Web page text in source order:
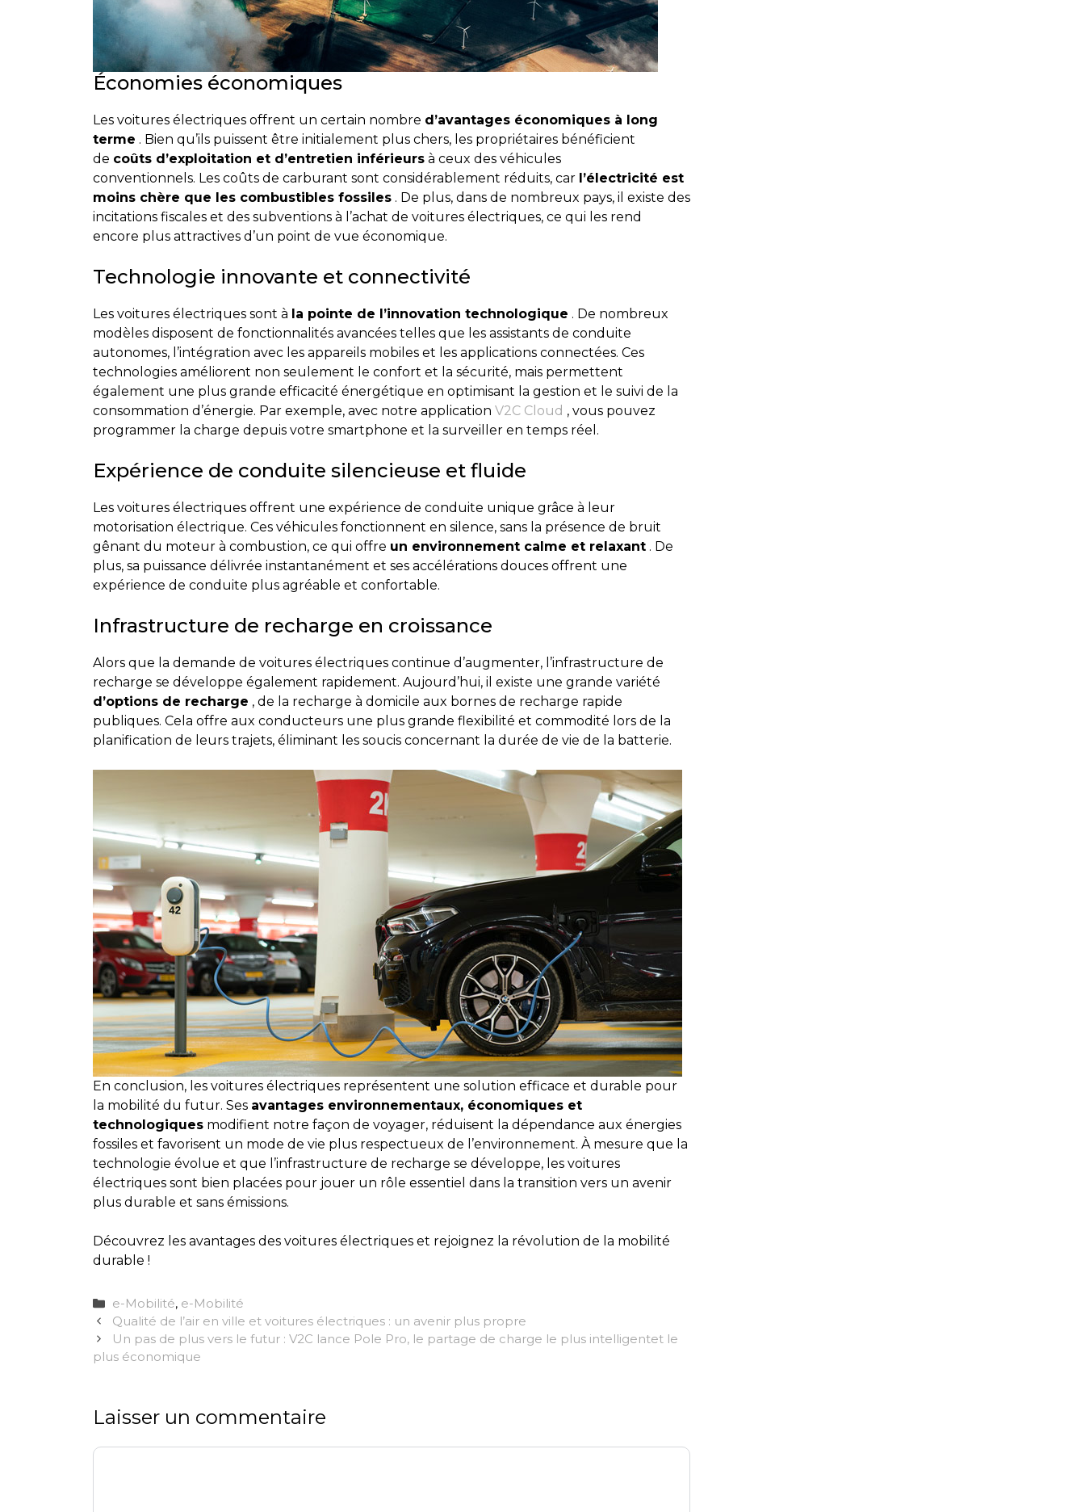
Économies économiques
Les voitures électriques offrent un certain nombre d’avantages économiques à long
terme . Bien qu’ils puissent être initialement plus chers, les propriétaires bénéficient
de coûts d’exploitation et d’entretien inférieursà ceux des véhicules
conventionnels. Les coûts de carburant sont considérablement réduits, car l’électricité est
moins chère que les combustibles fossiles. De plus, dans de nombreux pays, il existe des
incitations fiscales et des subventions à l’achat de voitures électriques, ce qui les rend
encore plus attractives d’un point de vue économique.
Technologie innovante et connectivité
Les voitures électriques sont à la pointe de l’innovation technologique . De nombreux
modèles disposent de fonctionnalités avancées telles que les assistants de conduite
autonomes, l’intégration avec les appareils mobiles et les applications connectées. Ces
technologies améliorent non seulement le confort et la sécurité, mais permettent
également une plus grande efficacité énergétique en optimisant la gestion et le suivi de la
consommation d’énergie. Par exemple, avec notre application V2C Cloud , vous pouvez
programmer la charge depuis votre smartphone et la surveiller en temps réel.
Expérience de conduite silencieuse et fluide
Les voitures électriques offrent une expérience de conduite unique grâce à leur
motorisation électrique. Ces véhicules fonctionnent en silence, sans la présence de bruit
gênant du moteur à combustion, ce qui offre un environnement calme et relaxant. De
plus, sa puissance délivrée instantanément et ses accélérations douces offrent une
expérience de conduite plus agréable et confortable.
Infrastructure de recharge en croissance
Alors que la demande de voitures électriques continue d’augmenter, l’infrastructure de
recharge se développe également rapidement. Aujourd’hui, il existe une grande variété
d’options de recharge , de la recharge à domicile aux bornes de recharge rapide
publiques. Cela offre aux conducteurs une plus grande flexibilité et commodité lors de la
planification de leurs trajets, éliminant les soucis concernant la durée de vie de la batterie.
En conclusion, les voitures électriques représentent une solution efficace et durable pour
la mobilité du futur. Ses avantages environnementaux, économiques et
technologiquesmodifient notre façon de voyager, réduisent la dépendance aux énergies
fossiles et favorisent un mode de vie plus respectueux de l’environnement. À mesure que la
technologie évolue et que l’infrastructure de recharge se développe, les voitures
électriques sont bien placées pour jouer un rôle essentiel dans la transition vers un avenir
plus durable et sans émissions.
Découvrez les avantages des voitures électriques et rejoignez la révolution de la mobilité
durable !
Catégories
e-Mobilité, e-Mobilité
Qualité de l’air en ville et voitures électriques : un avenir plus propre
Un pas de plus vers le futur : V2C lance Pole Pro, le partage de charge le plus intelligentet le
plus économique
Laisser un commentaire
Commentaire
Nom
E-
Site